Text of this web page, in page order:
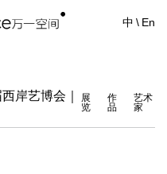
中 \ En
岸艺博会｜
展
览
作
品
艺术
家